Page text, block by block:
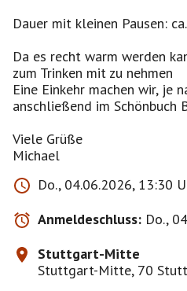
Dauer mit kleinen Pausen:
Da es recht warm werden
zum Trinken mit zu nehmen
Eine Einkehr machen wir, je
anschließend im Schönbuch
Viele Grüße
Michael
Do., 04.06.2026, 13:30
Anmeldeschluss: Do.,
Stuttgart-Mitte
Stuttgart-Mitte, 70